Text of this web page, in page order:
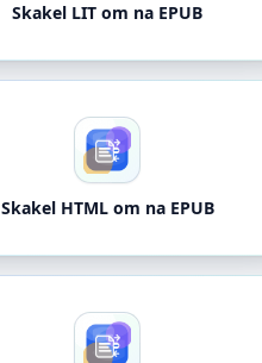
Skakel LIT om na EPUB
Skakel HTML om na EPUB